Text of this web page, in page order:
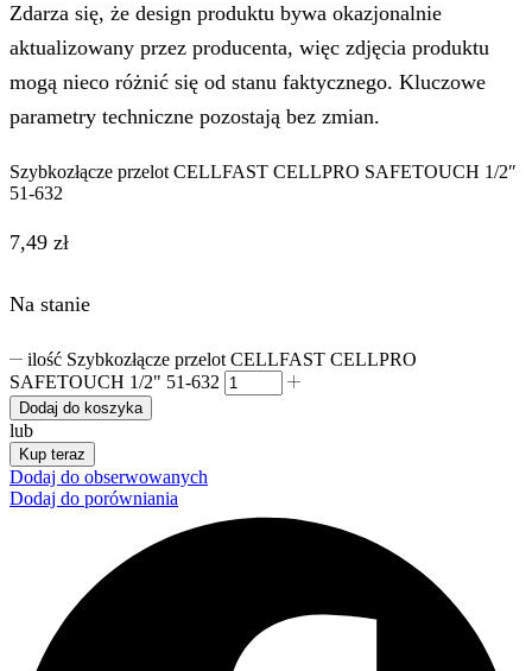
Zdarza się, że design produktu bywa okazjonalnie
aktualizowany przez producenta, więc zdjęcia produktu
mogą nieco różnić się od stanu faktycznego. Kluczowe
parametry techniczne pozostają bez zmian.
Szybkozłącze przelot CELLFAST CELLPRO SAFETOUCH 1/2″
51-632
7,49 zł
Na stanie
ilość Szybkozłącze przelot CELLFAST CELLPRO
SAFETOUCH 1/2" 51-632
Dodaj do koszyka
lub
Kup teraz
Dodaj do obserwowanych
Dodaj do porówniania